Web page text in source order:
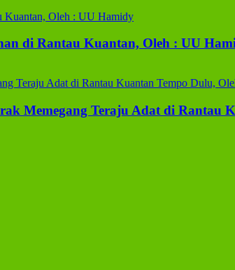
di Rantau Kuantan, Oleh : UU
Memegang Teraju Adat di Rantau